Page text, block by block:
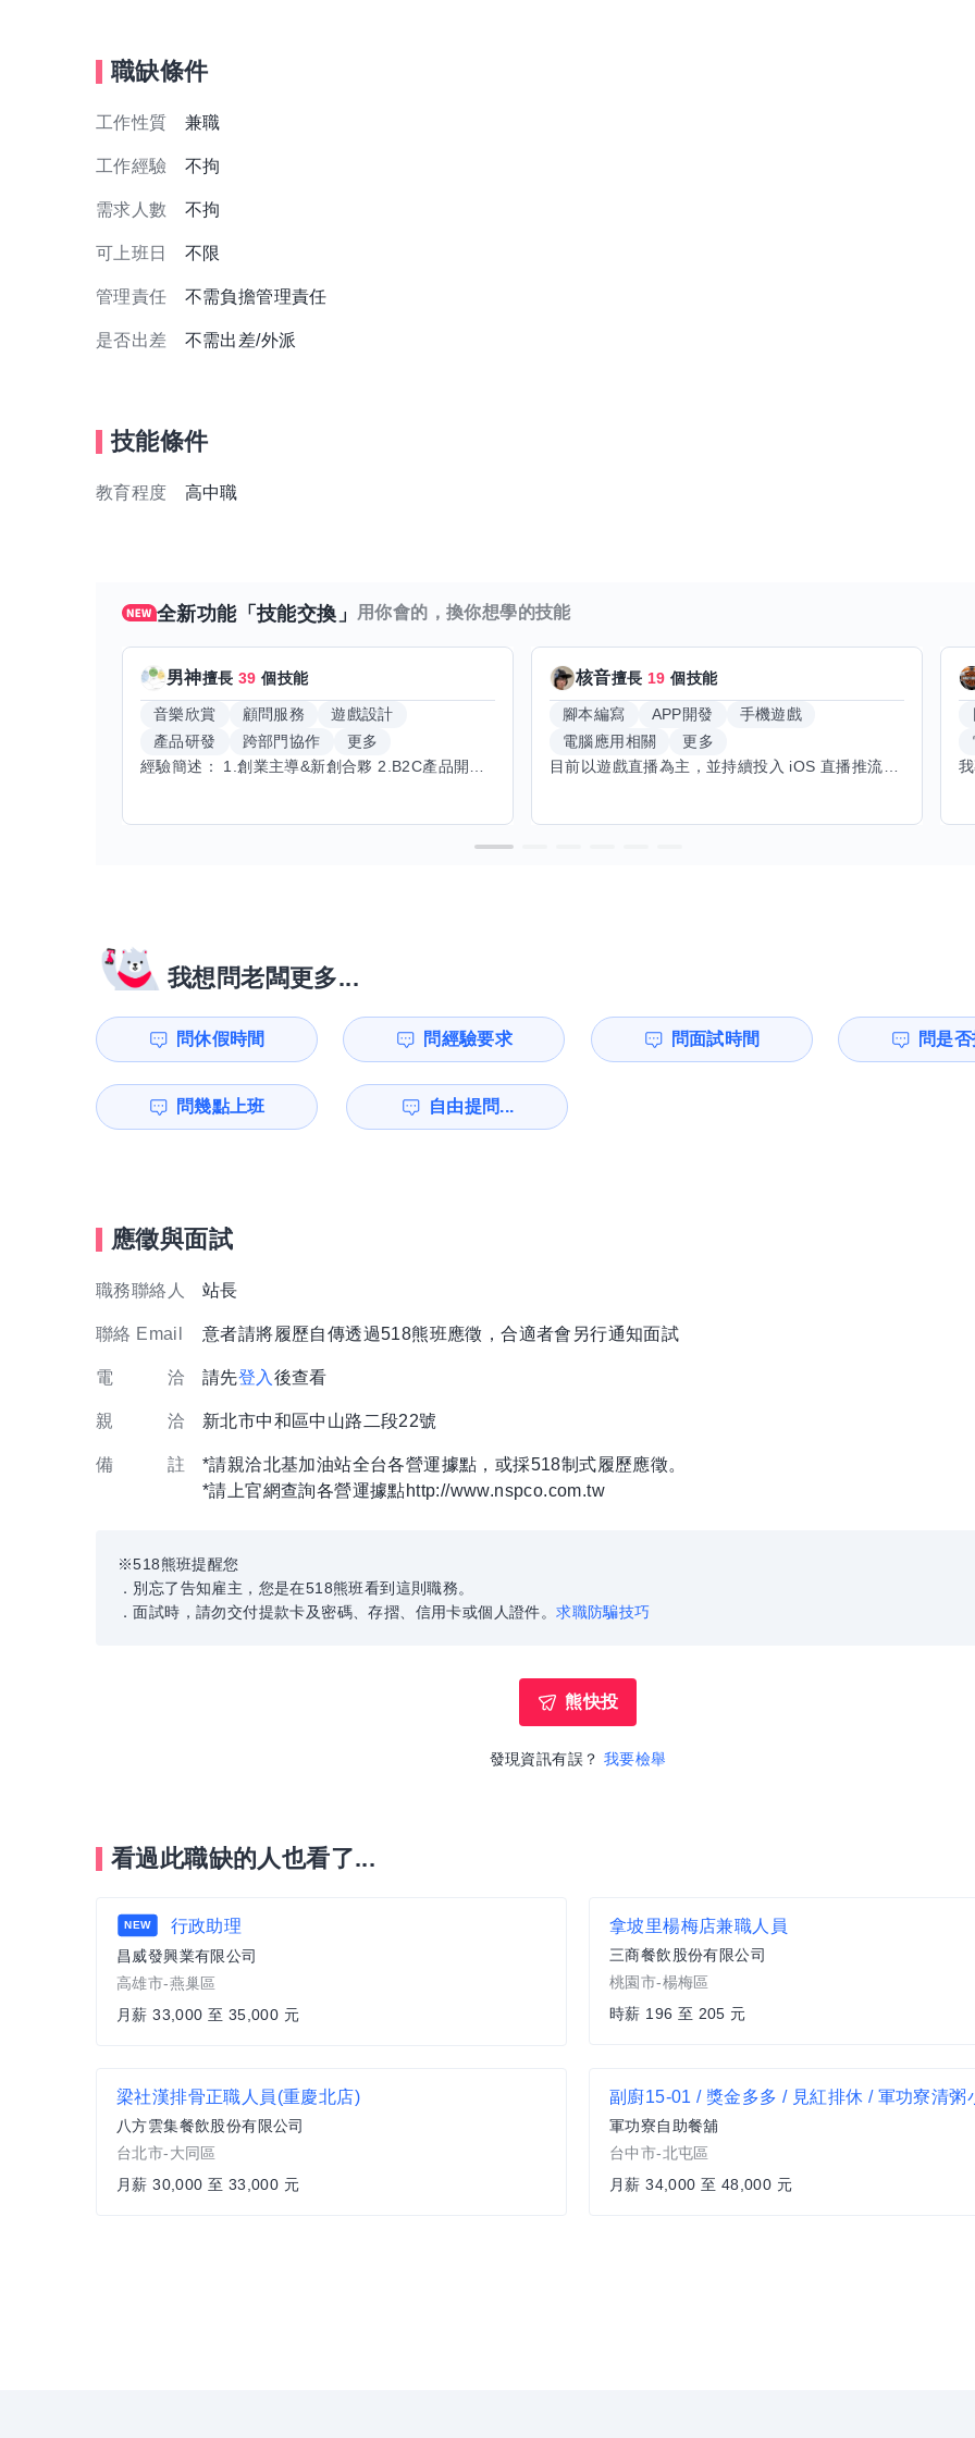
職缺條件
工作性質 兼職
工作經驗 不拘
需求人數 不拘
可上班日 不限
管理責任 不需負擔管理責任
是否出差 不需出差/外派
技能條件
教育程度 高中職
全新功能「技能交換」 用你會的，換你想學的技能
男神擅長39 個技能
音樂欣賞 顧問服務
遊戲設計
產品研發
跨部門協作
更多
經驗簡述： 1.創業主導&新創合夥 2.B2C產品開發運營一條龍 3.AI應用開發與量化研究新創 標籤話題都可以聊，開放交流 找尋共同創業機會，亦歡迎新創收編
核音擅長 19 個技能
腳本編寫 APP開發
手機遊戲
電腦應用相關
更多
目前以遊戲直播為主，並持續投入 iOS 直播推流應用開發。對直播技術、影音串流、AI 應用、內容創作與產品設計有濃厚興趣，平時透過實作累積開發經驗，也持續學習 Godot 遊戲開發、影音剪輯、音樂創作與編曲等相關技術。 希望透過技能交換認識不同背景的夥伴，一起交流開發經驗、Side Project、AI 工作流程、內容創作與職涯發展。如果你也對程式開發、直播技術、設計、美術、Cosplay、造型、化妝、攝影、影音製作、音樂創作等領域有興趣，都很歡迎交流，彼此分享經驗、互相學習，一起成長。
我想問老闆更多...
問休假時間 問經驗要求 問面試時間 問是
問幾點上班 自由提問...
應徵與面試
職務聯絡人 站長
聯絡 Email 意者請將履歷自傳透過518熊班應徵，合適者會另行通知面試
電 洽 請先登入 後查看
親 洽 新北市中和區中山路二段22號
備 註
*請親洽北基加油站全台各營運據點，或採518制式履歷應徵。
*請上官網查詢各營運據點http://www.nspco.com.tw
※518熊班提醒您
．別忘了告知雇主，您是在518熊班看到這則職務。
．面試時，請勿交付提款卡及密碼、存摺、信用卡或個人證件。求職防騙技巧
熊快投
發現資訊有誤？ 我要檢舉
看過此職缺的人也看了...
NEW 行政助理
昌威發興業有限公司
高雄市-燕巢區
月薪 33,000 至 35,000 元
拿坡里楊梅店兼職人員
三商餐飲股份有限公司
桃園市-楊梅區
時薪 196 至 205 元
梁社漢排骨正職人員(重慶北店)
八方雲集餐飲股份有限公司
台北市-大同區
月薪 30,000 至 33,000 元
副廚15-01 / 獎金多多 / 見紅排休 / 軍功寮清粥
軍功寮自助餐舖
台中市-北屯區
月薪 34,000 至 48,000 元